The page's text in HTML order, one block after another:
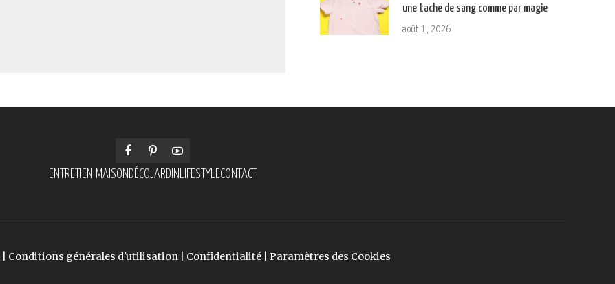
une tache de sang comme par magie
août 1, 2026
ENTRETIEN MAISON DÉCOJARDIN LIFESTYLECONTACT
Conditions générales d'utilisation Confidentialité Paramètres des Cookies